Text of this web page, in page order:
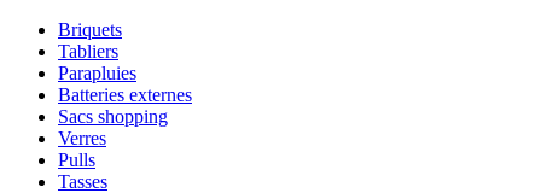
Briquets
Tabliers
Parapluies
Batteries externes
Sacs shopping
Verres
Pulls
Tasses